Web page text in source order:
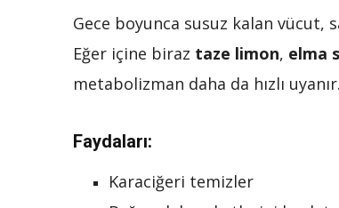
Gece boyunca susuz kalan vücut,
Eğer içine biraz taze limon, elma
metabolizman daha da hızlı uyanır.
Faydaları:
Karaciğeri temizler